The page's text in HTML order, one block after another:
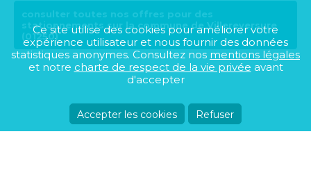
consulter toutes nos offres pour des
stationnements sur la commune de Villereversure
(01250)
Ce site utilise des cookies pour améliorer votre
expérience utilisateur et nous fournir des données
statistiques anonymes. Consultez nos mentions légales
et notre charte de respect de la vie privée avant
d'accepter
Accepter les cookies Refuser